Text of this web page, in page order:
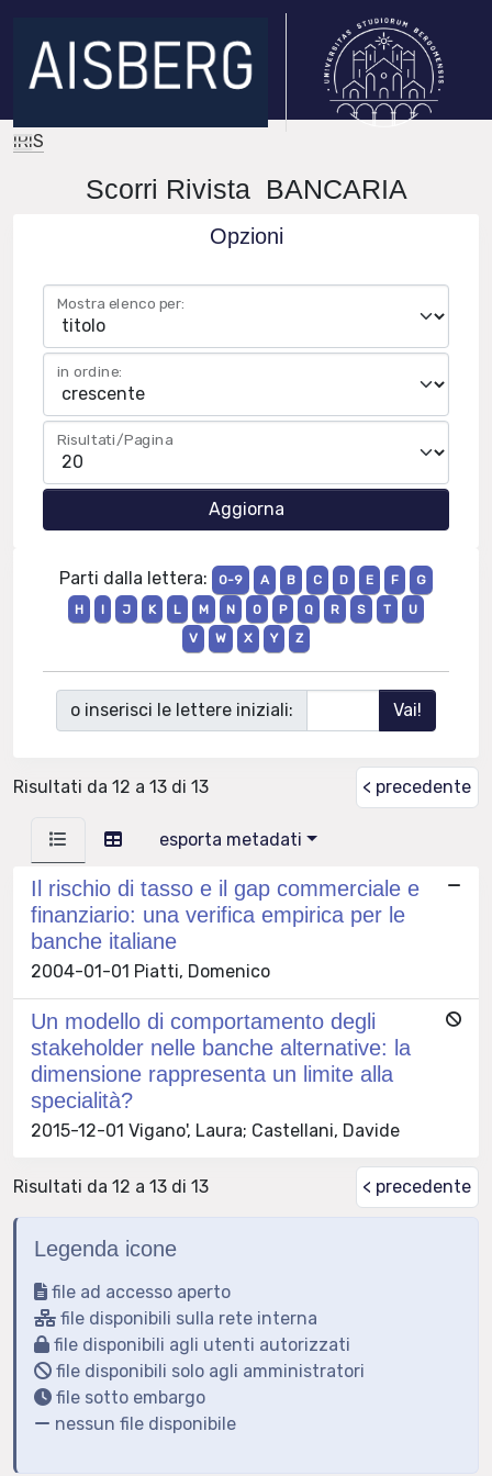
IRIS
Scorri Rivista BANCARIA
Opzioni
Mostra elenco per:
in ordine:
Risultati/Pagina
Parti dalla lettera: 0-9 A B C D E F
G
H
I J K L M N O P Q R S T
U
V
W X Y Z
o inserisci le lettere iniziali:
Risultati da 12 a 13 di 13 < precedente
esporta metadati
Il rischio di tasso e il gap commerciale e
finanziario: una verifica empirica per le
banche italiane
2004-01-01 Piatti, Domenico
Un modello di comportamento degli
stakeholder nelle banche alternative: la
dimensione rappresenta un limite alla
specialità?
2015-12-01 Vigano', Laura; Castellani, Davide
Risultati da 12 a 13 di 13 < precedente
Legenda icone
file ad accesso aperto
file disponibili sulla rete interna
file disponibili agli utenti autorizzati
file disponibili solo agli amministratori
file sotto embargo
nessun file disponibile